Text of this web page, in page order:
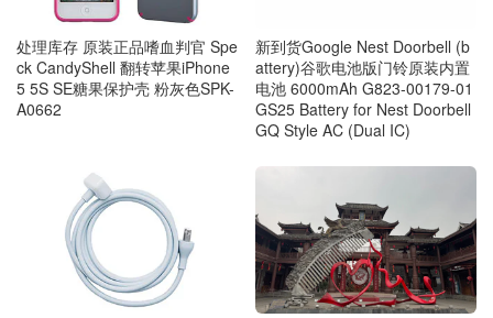
处理库存 原装正品嗜血判官 Spe
ck CandyShell 翻转苹果iPhone
5 5S SE糖果保护壳 粉灰色SPK-
A0662
新到货Google Nest Doorbell (b
attery)谷歌电池版门铃原装内置
电池 6000mAh G823-00179-01
GS25 Battery for Nest Doorbell
GQ Style AC (Dual IC)